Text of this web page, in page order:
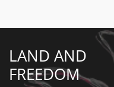
LAND AND
FREEDOM